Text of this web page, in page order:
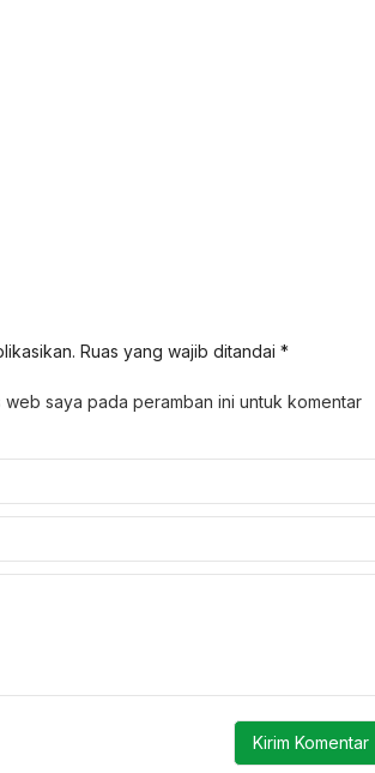
Ruas yang wajib ditandai *
web saya pada peramban ini untuk komentar